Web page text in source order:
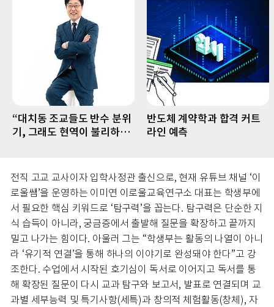
“대치동 조교들도 반수 분위
기, 그래도 현역이 불리하지
반도체 계약학과 합격 커트
라인 예측
전직 고교 교사이자 입학사정관 출신으로, 현재 유튜브 채널 ‘이
로울쌤’을 운영하는 이미연 이로울교육연구소 대표는 학생부에
서 필요한 핵심 키워드로 ‘탐구력’을 꼽는다. 탐구력은 단순한 지
식 습득이 아니라, 궁금증에서 출발해 질문을 확장하고 끝까지
밀고 나가는 힘이다. 아울러 그는 “학생부는 활동의 나열이 아니
라 ‘유기적 연결’을 통해 하나의 이야기로 완성돼야 한다”고 강
조한다. 수업에서 시작된 호기심이 독서로 이어지고 독서를 통
해 확장된 질문이 다시 교과 탐구와 보고서, 발표로 연결되며 교
과별 세부능력 및 특기사항(세특)과 창의적 체험활동(창체), 자